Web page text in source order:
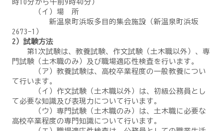
時10分から午前9時40分）
（イ）場 所
新温泉町浜坂多目的集会施設（新温泉町浜坂
2673-1）
2）試験方法
第1次試験は、教養試験、作文試験（土木職以外）、専
門試験（土木職のみ）及び職場適応性検査を行います。
（ア）教養試験は、高校卒業程度の一般教養につい
て行います。
（イ）作文試験（土木職以外）は、初級公務員とし
て必要な知識及び表現力について行います。
（ウ）専門試験（土木職のみ）は、土木職に必要な
高校卒業程度の専門知識について行います。